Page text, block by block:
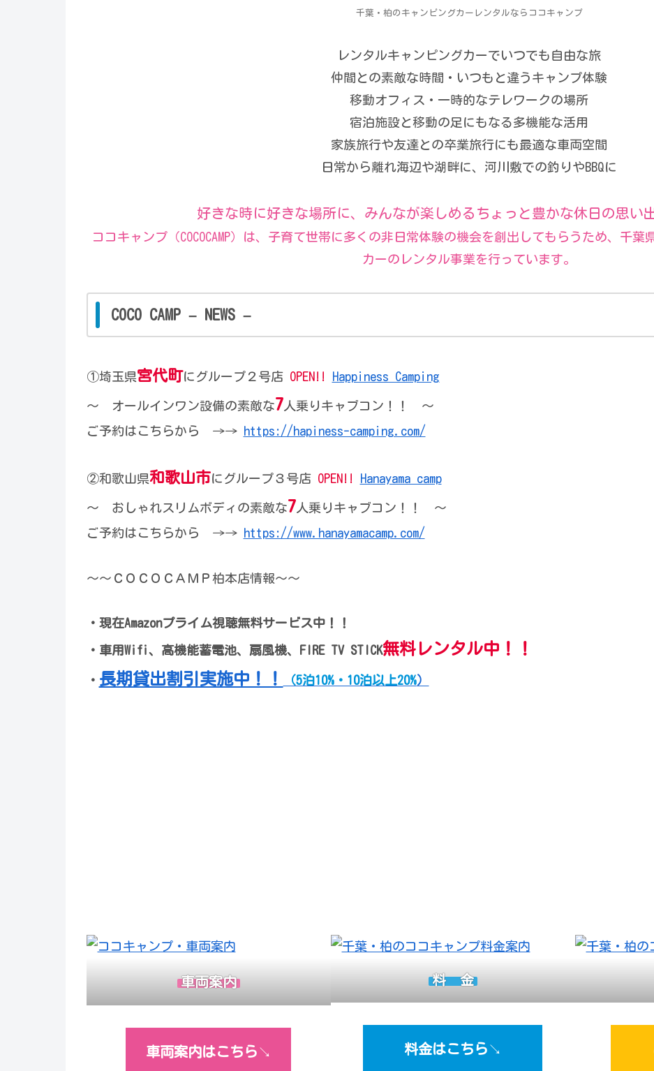
千葉・柏のキャンピングカーレンタルならココキャンプ
レンタルキャンピングカーでいつでも自由な旅
仲間との素敵な時間・いつもと違うキャンプ体験
移動オフィス・一時的なテレワークの場所
宿泊施設と移動の足にもなる多機能な活用
家族旅行や友達との卒業旅行にも最適な車両空間
日常から離れ海辺や湖畔に、河川敷での釣りやBBQに
好きな時に好きな場所に、みんなが楽しめるちょっと豊かな休日の思い
ココキャンプ（COCOCAMP）は、子育て世帯に多くの非日常体験の機会を創出してもらうため、千
カーのレンタル事業を行っています。
COCO CAMP – NEWS –
①埼玉県宮代町にグループ２号店 OPEN!! Happiness Camping
〜 オールインワン設備の素敵な7 人乗りキャブコン！！ 〜
ご予約はこちらから →→ https://hapiness-camping.com/
②和歌山県和歌山市にグループ３号店 OPEN!! Hanayama camp
〜 おしゃれスリムボディ の素敵な7 人乗りキャブコン！！ 〜
ご予約はこちらから →→
https://www.hanayamacamp.com/
～～ＣＯＣＯＣＡＭＰ柏本店情報～～
・現在Amazonプライム視聴無料サービス中！！
・車用Wifi、高機能蓄電池、扇風機、FIRE TV STICK無料レンタル中！！
・ 長期貸出割引実施中！！ （5泊10%・10泊以上20%）
車両案内
車両案内はこちら ↘︎
料 金
料金はこちら ↘︎